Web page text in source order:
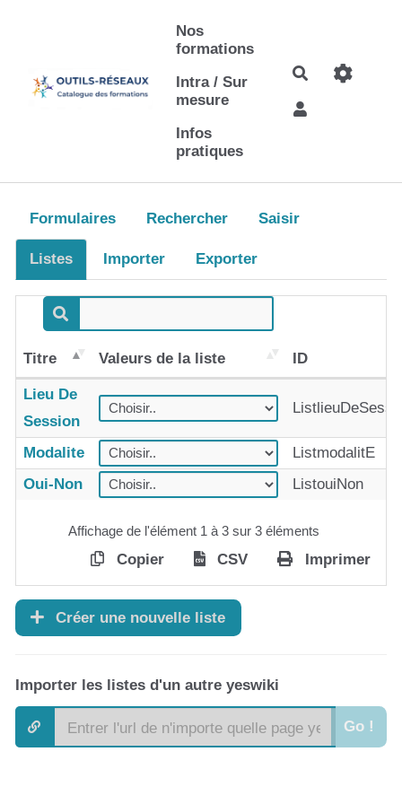
Aller au contenu principal
Nos
formations
Intra / Sur
mesure
Infos
pratiques
Rechercher
Formulaires Rechercher Saisir
Listes Importer Exporter
Titre Valeurs de la liste ID
Lieu De
Session
Modalite
ListmodalitE
Oui-Non
ListouiNon
Affichage de l'élément 1 à 3 sur 3 éléments
Copier CSV Imprimer
Créer une nouvelle liste
Importer les listes d'un autre yeswiki
Go !